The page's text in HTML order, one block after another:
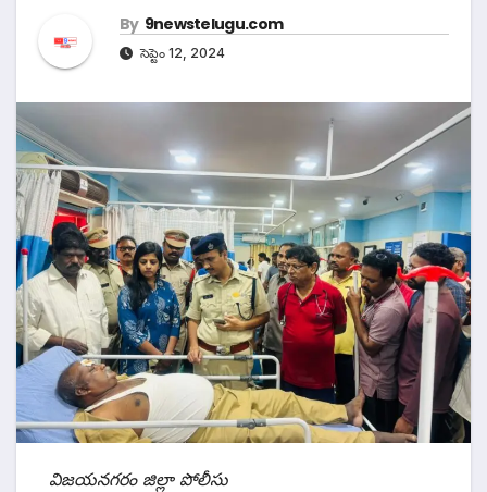
By 9newstelugu.com
సెప్టెం 12, 2024
విజయనగరం జిల్లా పోలీసు